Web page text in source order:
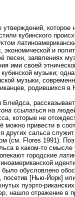
которое
кубинского
и
песен, заявлениях
ими своей
музыки;
музыки,
родившихся
ссылаться на
которые не
можно привести в
сальса
(см. Flores 1991).
в каком-то
городские
обусловлено
[Нью-Йорк]
пуэрто-
нашло отражение